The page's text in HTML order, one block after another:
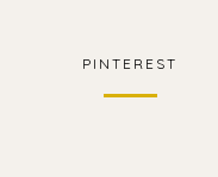
PINTEREST